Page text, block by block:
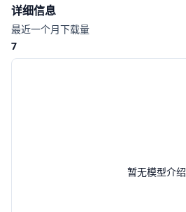
暂无模型介绍
详细信息
最近一个月下载量
7